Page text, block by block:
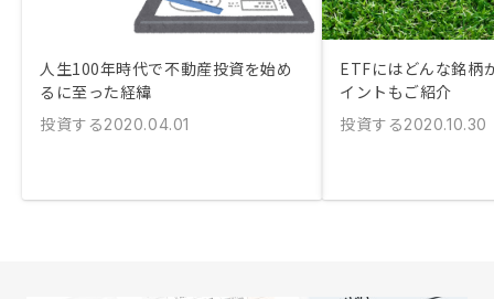
人生100年時代で不動産投資を始め
るに至った経緯
投資する2020.04.01
ETFにはどんな銘柄
イントもご紹介
投資する2020.10.30